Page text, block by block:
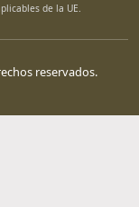
de la UE.
reservados.